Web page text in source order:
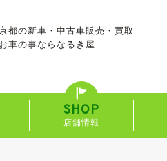
都の新車・中古車販売・買取
車の事なら なるき屋
SHOP
店舗情報